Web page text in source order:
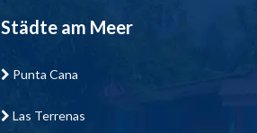
Städte am Meer
Punta Cana
Las Terrenas